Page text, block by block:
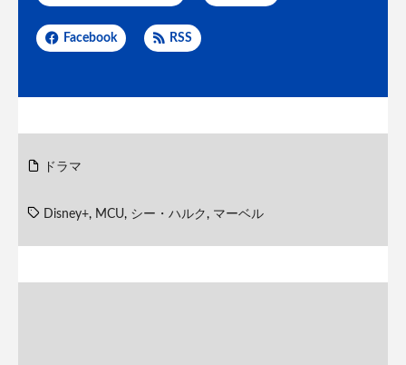
Facebook RSS
ドラマ
Disney+, MCU, シー・ハルク , マーベル